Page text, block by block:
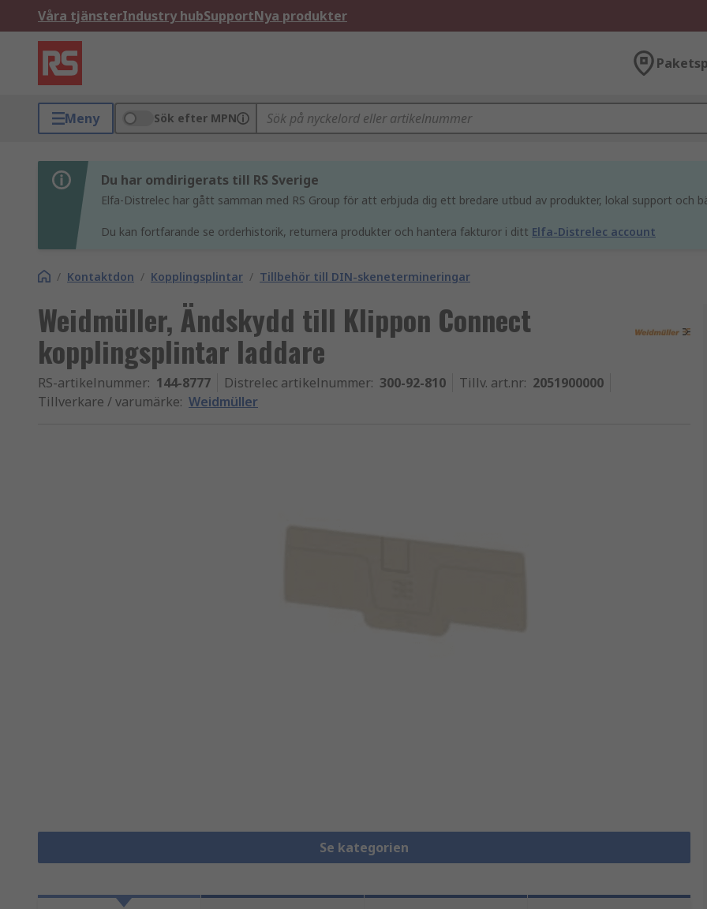
Våra tjänsterIndustry hubSupportNya produkter
Meny Sök efter MPN
Du har omdirigerats till RS Sverige
Elfa-Distrelec har gått samman med RS Group för att erbjuda dig ett bredare utbud av produkter, lokal support och
Du kan fortfarande se orderhistorik, returnera produkter och hantera fakturor i ditt Elfa-Distrelec account
/ Kontaktdon / Kopplingsplintar / Tillbehör till DIN-skenetermineringar
Weidmüller, Ändskydd till Klippon Connect
kopplingsplintar laddare
RS-artikelnummer: 144-8777 Distrelec artikelnummer: 300-92-810 Tillv. art.nr: 2051900000
Tillverkare / varumärke: Weidmüller
Se kategorien